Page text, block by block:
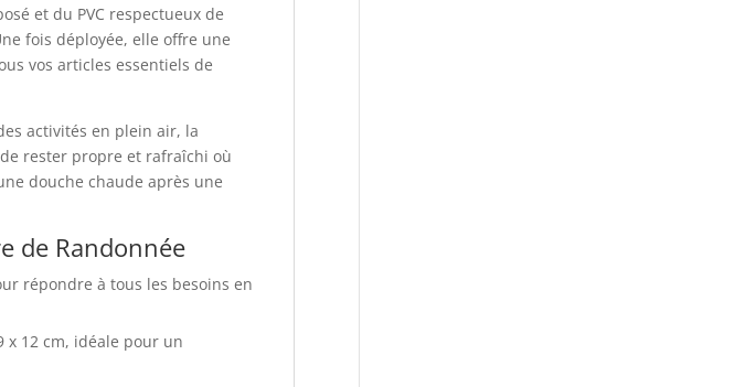
et du PVC respectueux de
fois déployée, elle offre une
vos articles essentiels de
activités en plein air, la
rester propre et rafraîchi où
douche chaude après une
de Randonnée
répondre à tous les besoins en
x 12 cm, idéale pour un